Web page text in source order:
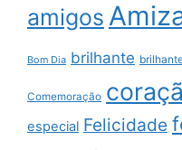
amigos
Bom Dia brilhante
Comemoração
especial Felicidade